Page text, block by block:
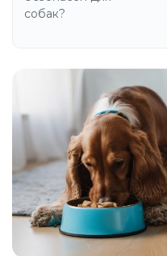
собак?